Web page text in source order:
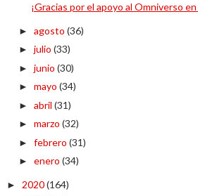
¡Gracias por el apoyo al Omniverso
► agosto (36)
► julio (33)
► junio (30)
► mayo (34)
► abril (31)
► marzo (32)
► febrero (31)
► enero (34)
► 2020(164)